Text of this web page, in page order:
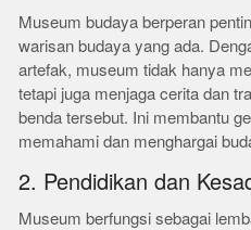
Museum budaya berperan
warisan budaya yang ada.
artefak, museum tidak hanya
tetapi juga menjaga cerita dan
benda tersebut. Ini membantu
memahami dan menghargai
2. Pendidikan dan
Museum berfungsi sebagai